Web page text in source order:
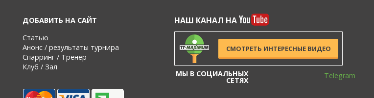
ДОБАВИТЬ НА САЙТ
Статью
Анонс / результаты турнира
Спарринг / Тренер
Клуб / Зал
НАШ КАНАЛ НА
СМОТРЕТЬ ИНТЕРЕСНЫЕ ВИДЕО
МЫ В СОЦИАЛЬНЫХ
СЕТЯХ
Telegram